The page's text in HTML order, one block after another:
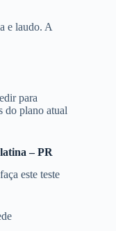
e laudo. A
para
do plano atual
– PR
este teste